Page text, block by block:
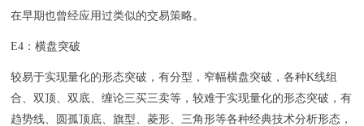
在早期也曾经应用过类似的交易策略。
E4：横盘突破
较易于实现量化的形态突破，有分型，窄幅横盘突破，各种K线组
合、双顶、双底、缠论三买三卖等，较难于实现量化的形态突破，有
趋势线、圆孤顶底、旗型、菱形、三角形等各种经典技术分析形态，